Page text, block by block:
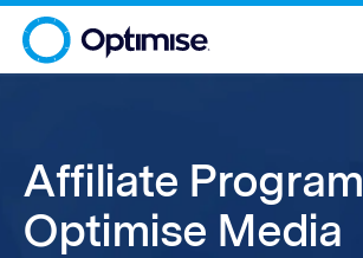
Affiliate Program |
Optimise Media